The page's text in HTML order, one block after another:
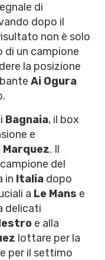
di
dopo il
non è solo
di un campione
la posizione
Ai Ogura
Bagnaia, il box
e
Marquez. Il
del
in Italia dopo
a Le Mans e
delicati
e alla
lottare per la
e per il settimo